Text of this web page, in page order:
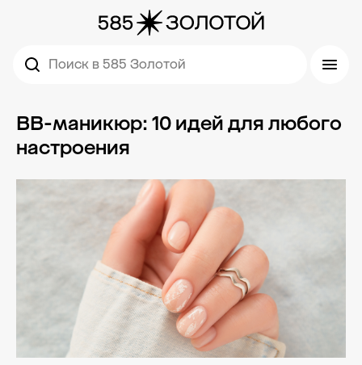
Поиск в 585 Золотой
BB-маникюр: 10 идей для любого
настроения